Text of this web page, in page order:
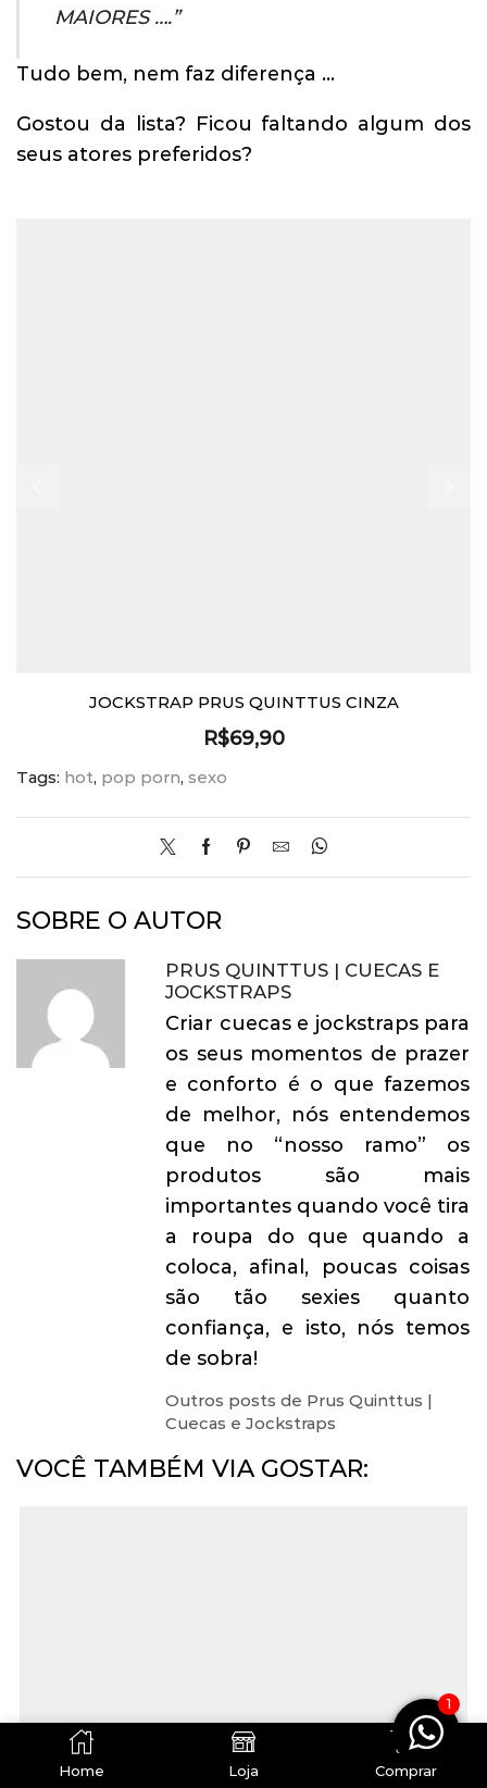
MAIORES ….”
Tudo bem, nem faz diferença …
Gostou da lista? Ficou faltando algum dos
seus atores preferidos?
JOCKSTRAP PRUS QUINTTUS CINZA
R$69,90
Tags: hot, pop porn, sexo
SOBRE O AUTOR
PRUS QUINTTUS | CUECAS E
JOCKSTRAPS
Criar cuecas e jockstraps para
os seus momentos de prazer
e conforto é o que fazemos
de melhor, nós entendemos
que no “nosso ramo” os
produtos são mais
importantes quando você tira
a roupa do que quando a
coloca, afinal, poucas coisas
são tão sexies quanto
confiança, e isto, nós temos
de sobra!
Outros posts de Prus Quinttus |
Cuecas e Jockstraps
VOCÊ TAMBÉM VIA GOSTAR:
Home Loja
0
Comprar
1